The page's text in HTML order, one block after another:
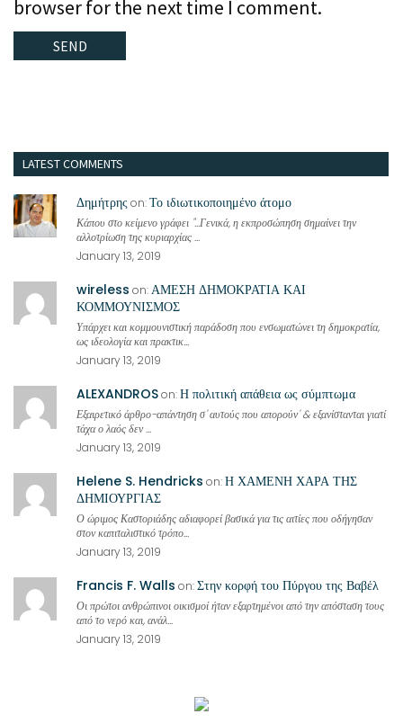
browser for the next time I comment.
LATEST COMMENTS
Δημήτρηςon:Το ιδιωτικοποιημένο άτομο
Κάπου στο κείμενο γράφει "...Γενικά, η εκπροσώπηση σημαίνει την
αλλοτρίωση της κυριαρχίας ...
January 13, 2019
wireless on:ΑΜΕΣΗ ΔΗΜΟΚΡΑΤΙΑ ΚΑΙ
ΚΟΜΜΟΥΝΙΣΜΟΣ
Υπάρχει και κομμουνιστική παράδοση που ενσωματώνει τη δημοκρατία,
ως ιδεολογία και πρακτικ...
January 13, 2019
ALEXANDROSon:Η πολιτική απάθεια ως σύμπτωμα
Εξαιρετικό άρθρο-απάντηση σ' αυτούς που απορούν' & εξανίστανται γιατί
τάχα ο λαός δεν ...
January 13, 2019
Helene S. Hendricks on:Η ΧΑΜΕΝΗ ΧΑΡΑ ΤΗΣ
ΔΗΜΙΟΥΡΓΙΑΣ
Ο ώριμος Καστοριάδης αδιαφορεί βασικά για τις αιτίες που οδήγησαν
στον καπιταλιστικό τρόπο...
January 13, 2019
Francis F. Walls on:Στην κορφή του Πύργου της Βαβέλ
Οι πρώτοι ανθρώπινοι οικισμοί ήταν εξαρτημένοι από την απόσταση τους
από το νερό και, ανάλ...
January 13, 2019